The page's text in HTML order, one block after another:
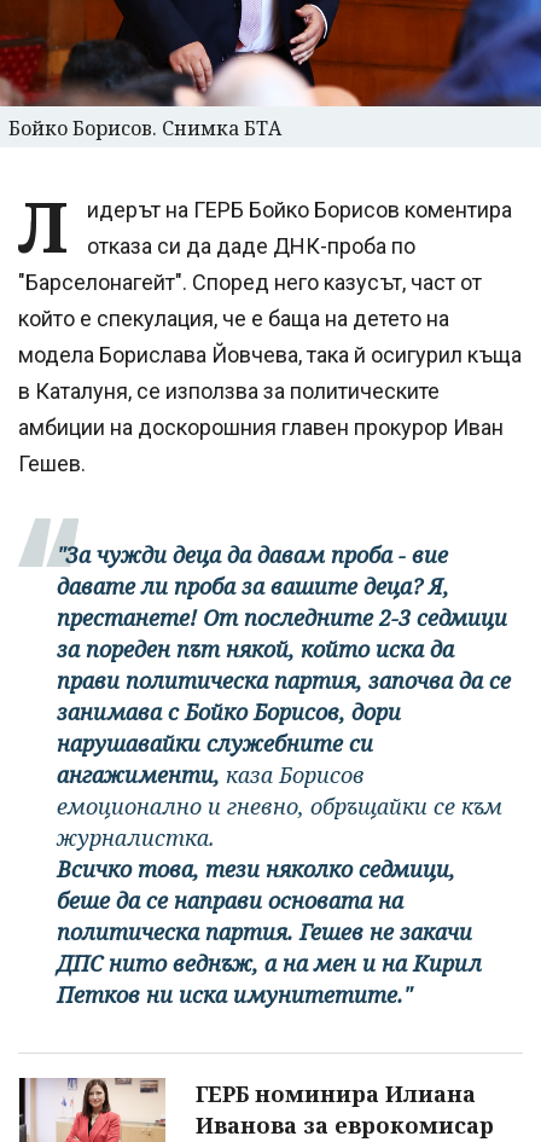
Бойко Борисов. Снимка БТА
Л
идерът на ГЕРБ Бойко Борисов коментира
отказа си да даде ДНК-проба по
"Барселонагейт". Според него казусът, част от
който е спекулация, че е баща на детето на
модела Борислава Йовчева, така й осигурил къща
в Каталуня, се използва за политическите
амбиции на доскорошния главен прокурор Иван
Гешев.
"За чужди деца да давам проба - вие
давате ли проба за вашите деца? Я,
престанете! От последните 2-3 седмици
за пореден път някой, който иска да
прави политическа партия, започва да се
занимава с Бойко Борисов, дори
нарушавайки служебните си
ангажименти, каза Борисов
емоционално и гневно, обръщайки се към
журналистка.
Всичко това, тези няколко седмици,
беше да се направи основата на
политическа партия. Гешев не закачи
ДПС нито веднъж, а на мен и на Кирил
Петков ни иска имунитетите."
ГЕРБ номинира Илиана
Иванова за еврокомисар